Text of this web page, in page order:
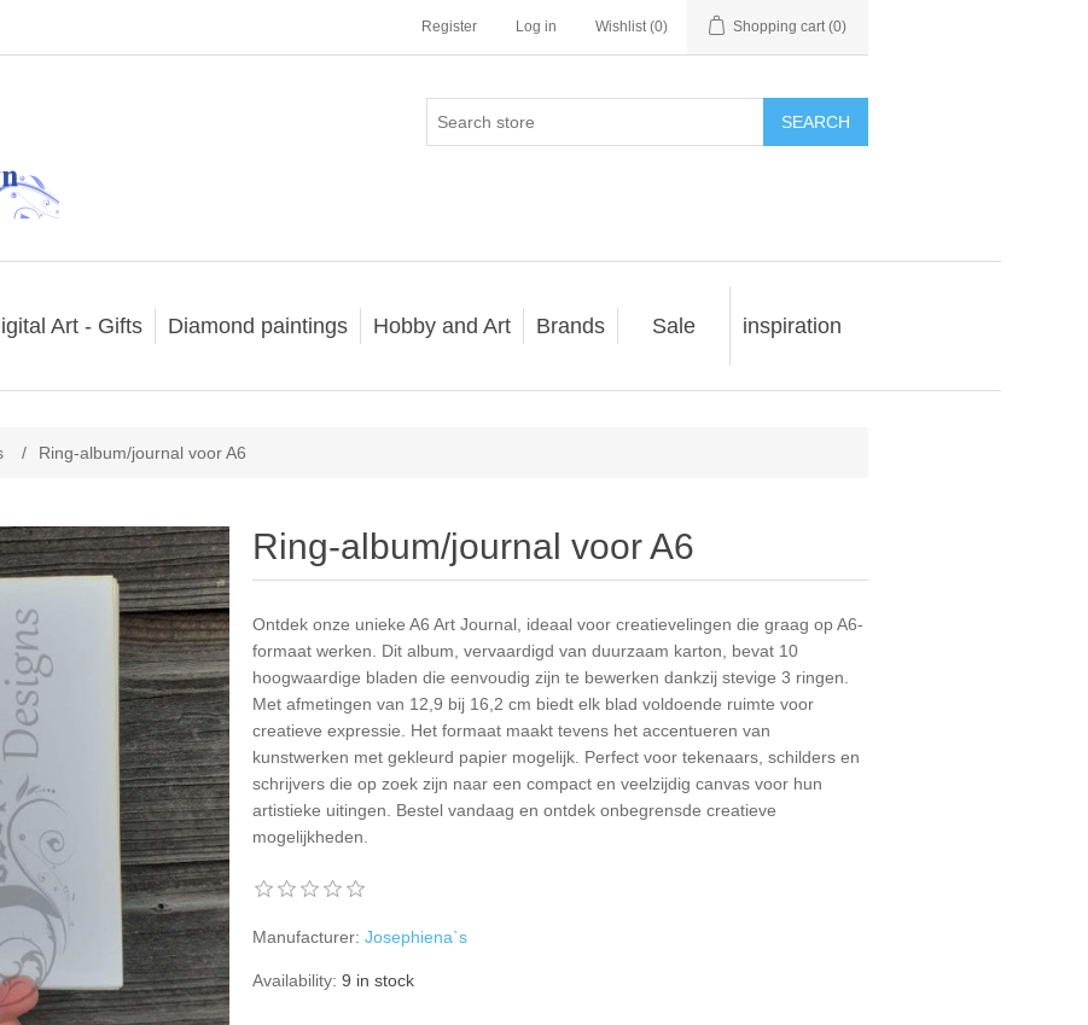
Register Log in Wishlist (0) Shopping cart (0)
SEARCH
Art - Gifts Diamond paintings Hobby and Art Brands Sale inspiration
/ Ring-album/journal voor A6
Ring-album/journal voor A6
Ontdek onze unieke A6 Art Journal, ideaal voor creatievelingen die graag op A6-
formaat werken. Dit album, vervaardigd van duurzaam karton, bevat 10
hoogwaardige bladen die eenvoudig zijn te bewerken dankzij stevige 3 ringen.
Met afmetingen van 12,9 bij 16,2 cm biedt elk blad voldoende ruimte voor
creatieve expressie. Het formaat maakt tevens het accentueren van
kunstwerken met gekleurd papier mogelijk. Perfect voor tekenaars, schilders en
schrijvers die op zoek zijn naar een compact en veelzijdig canvas voor hun
artistieke uitingen. Bestel vandaag en ontdek onbegrensde creatieve
mogelijkheden.
Manufacturer: Josephiena`s
Availability: 9 in stock